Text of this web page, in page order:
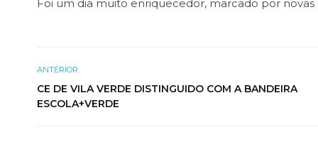
Foi um dia muito enriquecedor, marcado por
ANTERIOR
CE DE VILA VERDE DISTINGUIDO COM A BANDEIRA
ESCOLA+VERDE